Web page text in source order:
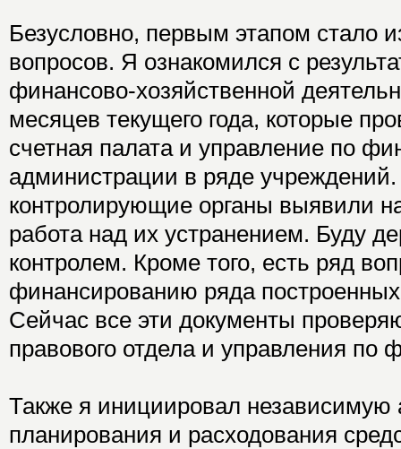
Безусловно, первым этапом стало
вопросов. Я ознакомился с
финансово-хозяйственной
месяцев текущего года, которые
счетная палата и управление по
администрации в ряде учреждений.
контролирующие органы выявили
работа над их устранением. Буду
контролем. Кроме того, есть ряд
финансированию ряда построенных
Сейчас все эти документы
правового отдела и управления по
Также я инициировал независимую
планирования и расходования